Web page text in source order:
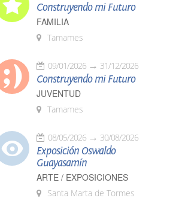
Construyendo mi Futuro
FAMILIA
Tamames
09/01/2026 31/12/2026
Construyendo mi Futuro
JUVENTUD
Tamames
08/05/2026 30/08/2026
Exposición Oswaldo
Guayasamín
ARTE / EXPOSICIONES
Santa Marta de Tormes